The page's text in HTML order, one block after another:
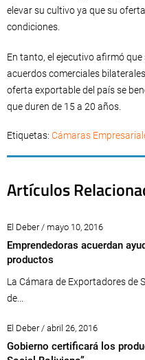
elevar su cultivo ya que su
condiciones.
En tanto, el ejecutivo afirmó
acuerdos comerciales
oferta exportable del país se
que duren de 15 a 20 años.
Etiquetas: Cámaras
Artículos
El Deber / mayo 10, 2016
Emprendedoras acuerdan
productos
La Cámara de Exportadores de
de...
El Deber / abril 26, 2016
Gobierno certificará los